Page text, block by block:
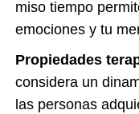
miso tiempo
emociones y tu
Propiedades
considera un
las personas